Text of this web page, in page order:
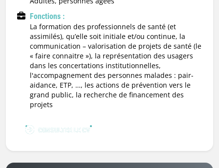
Fonctions :
la formation des professionnels de santé (et
assimilés), qu’elle soit initiale et/ou continue, la
communication – valorisation de projets de santé (le
« faire connaitre »), la représentation des usagers
dans les concertations institutionnelles,
l'accompagnement des personnes malades : pair-
aidance, ETP, …, les actions de prévention vers le
grand public, la recherche de financement des
projets
CONSULTER LE CV